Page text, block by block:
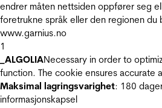
endrer måten nettsiden oppfører seg
foretrukne språk eller den regionen du
www.garnius.no
1
_ALGOLIANecessary in order to
function. The cookie ensures accurate
Maksimal lagringsvarighet: 180
informasjonskapsel